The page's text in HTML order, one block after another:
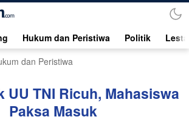
Hukum dan Peristiwa Politik
dan Peristiwa
UU TNI Ricuh, Mahasiswa
Paksa Masuk